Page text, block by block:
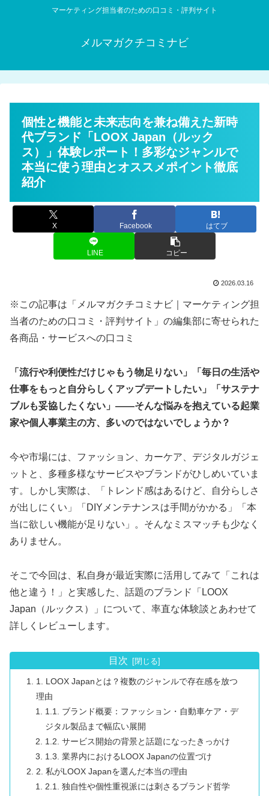
マーケティング担当者のための口コミ・評判サイト
メルマガクチコミナビ
個性と機能と未来志向を兼ね備えた新時
代ブランド「LOOX Japan（ルック
ス）」体験レポート！多彩なジャンルで
本当に使う理由とオススメポイント徹底
紹介
X Facebook はてブ
LINE コピー
2026.03.16
※この記事は「メルマガクチコミナビ｜マーケティング担
当者のための口コミ・評判サイト」の編集部に寄せられた
各商品・サービスへの口コミ
「流行や利便性だけじゃもう物足りない」「毎日の生活や
仕事をもっと自分らしくアップデートしたい」「サステナ
ブルも妥協したくない」——そんな悩みを抱えている起業
家や個人事業主の方、多いのではないでしょうか？
今や市場には、ファッション、カーケア、デジタルガジェ
ットと、多種多様なサービスやブランドがひしめいていま
す。しかし実際は、「トレンド感はあるけど、自分らしさ
が出しにくい」「DIYメンテナンスは手間がかかる」「本
当に欲しい機能が足りない」。そんなミスマッチも少なく
ありません。
そこで今回は、私自身が最近実際に活用してみて「これは
他と違う！」と実感した、話題のブランド「LOOX
Japan（ルックス）」について、率直な体験談とあわせて
詳しくレビューします。
目次
1. LOOX Japanとは？複数のジャンルで存在感を放つ
理由
1.1. ブランド概要：ファッション・自動車ケア・デ
ジタル製品まで幅広い展開
1.2. サービス開始の背景と話題になったきっかけ
1.3. 業界内におけるLOOX Japanの位置づけ
2. 私がLOOX Japanを選んだ本当の理由
2.1. 独自性や個性重視派には刺さるブランド哲学